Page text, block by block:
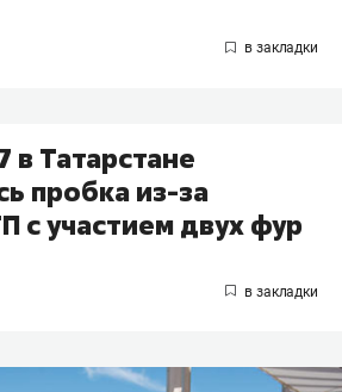
в Татарстане
пробка из-за
с участием двух фур